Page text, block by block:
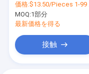
Zigbeeの出入口
価格:$13.50/Pieces 1-99 Pieces
MOQ:1部分
最新価格を得る
接触